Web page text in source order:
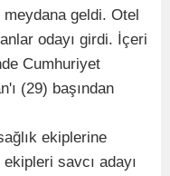
meydana geldi. Otel
odayı girdi. İçeri
Cumhuriyet
(29) başından
ekiplerine
savcı adayı